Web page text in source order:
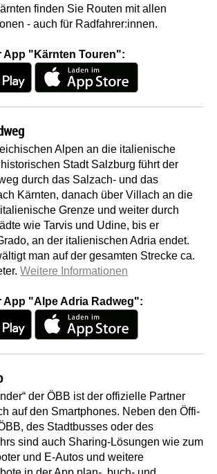
finden Sie Routen mit allen
- auch für Radfahrer:innen.
App "Kärnten Touren":
Alpen an die italienische
Stadt Salzburg führt der
durch das Salzach- und das
Kärnten, danach über Villach an die
Grenze und weiter durch
wie Tarvis und Udine, bis er
an der italienischen Adria endet.
man auf der gesamten Strecke ca.
Weitere Informationen
App "Alpe Adria Radweg":
der ÖBB ist der offizielle Partner
auf den Smartphones. Neben den Öffi-
des Stadtbusses oder des
sind auch Sharing-Lösungen wie zum
und E-Autos und weitere